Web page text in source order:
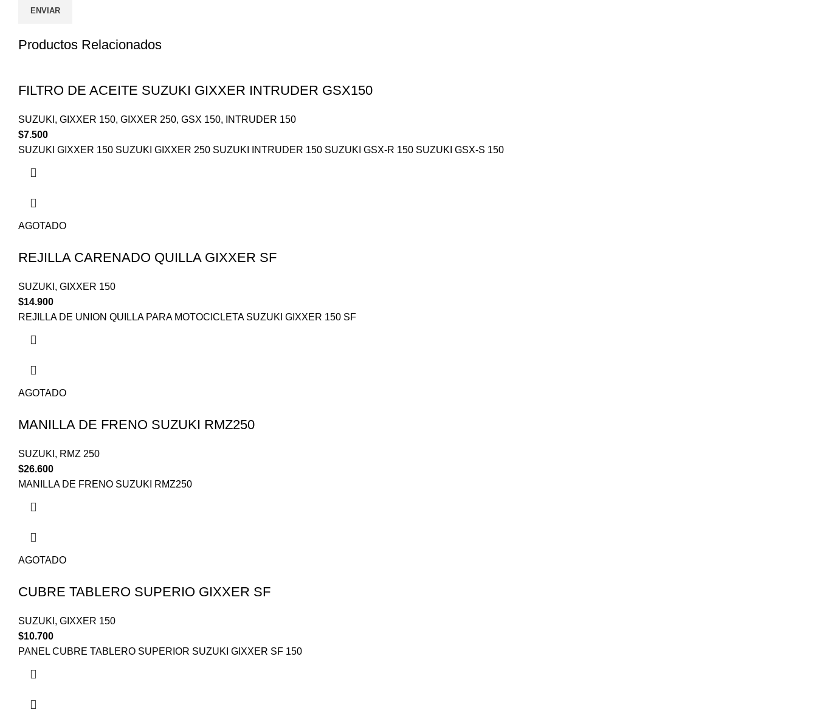
Productos Relacionados
FILTRO DE ACEITE SUZUKI GIXXER INTRUDER GSX150
SUZUKI , GIXXER 150, GIXXER 250, GSX 150,
INTRUDER 150
$7.500
SUZUKI GIXXER 150 SUZUKI GIXXER 250 SUZUKI INTRUDER 150 SUZUKI GSX-R 150 SUZUKI GSX-S 150
AGOTADO
REJILLA CARENADO QUILLA GIXXER SF
SUZUKI , GIXXER 150
$14.900
REJILLA DE UNION QUILLA PARA MOTOCICLETA SUZUKI GIXXER 150 SF
AGOTADO
MANILLA DE FRENO SUZUKI RMZ250
SUZUKI , RMZ 250
$26.600
MANILLA DE FRENO SUZUKI RMZ250
AGOTADO
CUBRE TABLERO SUPERIO GIXXER SF
SUZUKI , GIXXER 150
$10.700
PANEL CUBRE TABLERO SUPERIOR SUZUKI GIXXER SF 150